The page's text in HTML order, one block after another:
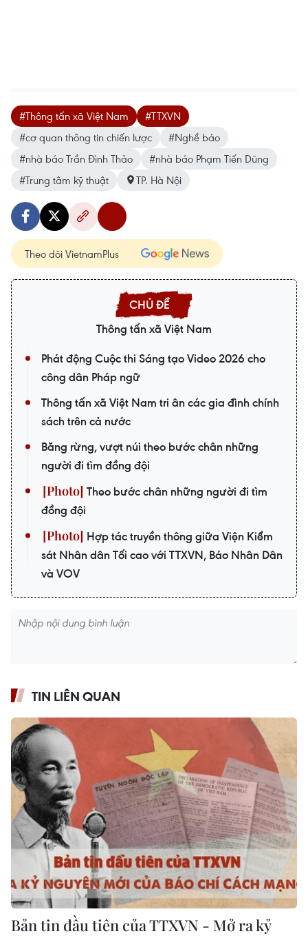
#Thông tấn xã Việt Nam
#TTXVN
#cơ quan thông tin chiến lược
#Nghề báo
#nhà báo Trần Đình Thảo
#nhà báo Phạm Tiến Dũng
#Trung tâm kỹ thuật
TP. Hà Nội
Theo dõi VietnamPlus
Thông tấn xã Việt Nam
Phát động Cuộc thi Sáng tạo Video 2026 cho
công dân Pháp ngữ
Thông tấn xã Việt Nam tri ân các gia đình chính
sách trên cả nước
Băng rừng, vượt núi theo bước chân những
người đi tìm đồng đội
Theo bước chân những người đi tìm
đồng đội
Hợp tác truyền thông giữa Viện Kiểm
sát Nhân dân Tối cao với TTXVN, Báo Nhân Dân
và VOV
TIN LIÊN QUAN
Bản tin đầu tiên của TTXVN - Mở ra kỷ